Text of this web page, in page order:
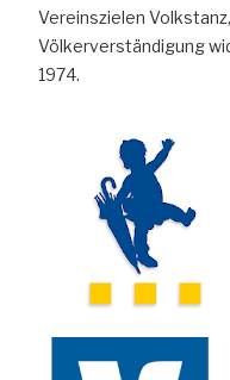
Vereinszielen
Völkerverständigung
1974.